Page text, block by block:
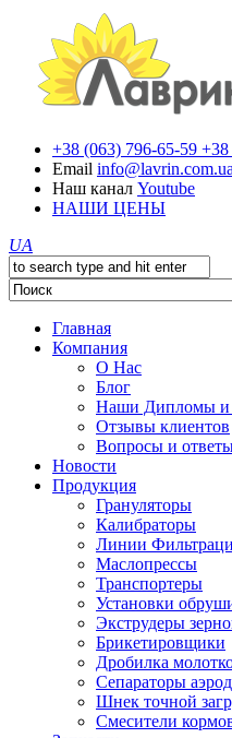
+38 (063) 796-65-59 +38
Email info@lavrin.com.ua
Наш канал Youtube
НАШИ ЦЕНЫ
UA
Главная
Компания
О Нас
Блог
Наши Дипломы и
Отзывы клиентов
Вопросы и
Новости
Продукция
Грануляторы
Калибраторы
Линии
Маслопрессы
Транспортеры
Установки
Экструдеры
Брикетировщики
Дробилка
Сепараторы
Шнек точной
Смесители